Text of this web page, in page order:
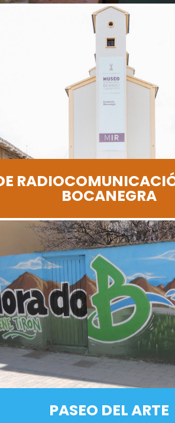
BOCANEGRA
PASEO DEL ARTE